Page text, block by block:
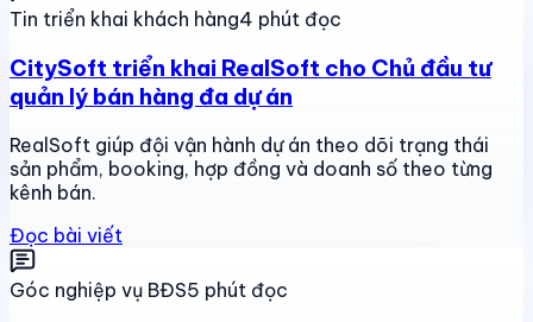
Tin triển khai khách hàng4 phút đọc
CitySoft triển khai RealSoft cho Chủ đầu tư
quản lý bán hàng đa dự án
RealSoft giúp đội vận hành dự án theo dõi trạng thái
sản phẩm, booking, hợp đồng và doanh số theo từng
kênh bán.
Đọc bài viết
Góc nghiệp vụ BĐS5 phút đọc